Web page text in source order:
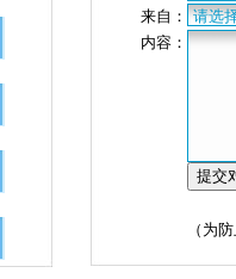
来自：
内容：
（为